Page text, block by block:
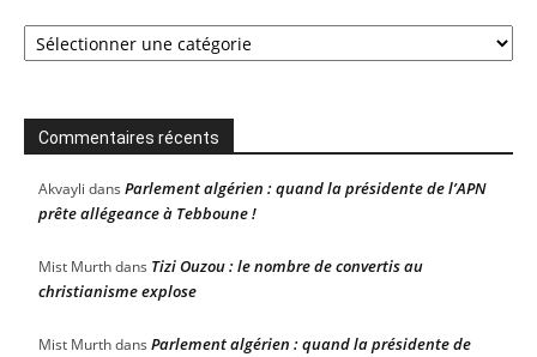
Catégories
Commentaires récents
Akvayli dans Parlement algérien : quand la présidente de l’APN
prête allégeance à Tebboune !
Mist Murthdans Tizi Ouzou : le nombre de convertis au
christianisme explose
Mist Murthdans Parlement algérien : quand la présidente de